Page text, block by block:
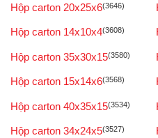
Hộp carton 20x25x6(3646)
Hộp carton 14x10x4(3608)
Hộp carton 35x30x15(3580)
Hộp carton 15x14x6(3568)
Hộp carton 40x35x15(3534)
Hộp carton 34x24x5(3527)